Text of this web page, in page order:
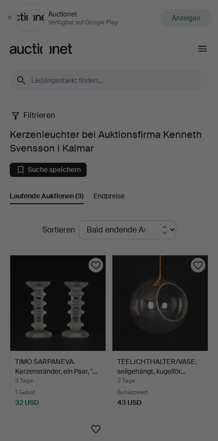
Schließen
Auctionet
Verfügbar auf Google Play Anzeigen
Kerzenleuchter
bei
Auktionsfirma
Kenneth
Kalmar
Filtrieren
Kerzenleuchter bei Auktionsfirma Kenneth
Svensson i Kalmar
Suche speichern
Laufende Auktionen(3) Endpreise
LaufendeSortieren
TIMO SARPANEVA.
Kerzenständer, ein Paar, "…
3 Tage
1 Gebot
32 USD
TEELICHTHALTER/VASE,
seilgehängt, kugelför…
3 Tage
Schätzwert
43 USD